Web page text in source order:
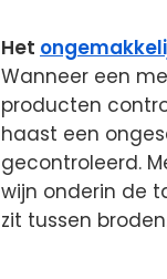
Het
Wanneer een
producten
haast een
gecontroleerd.
wijn onderin de
zit tussen